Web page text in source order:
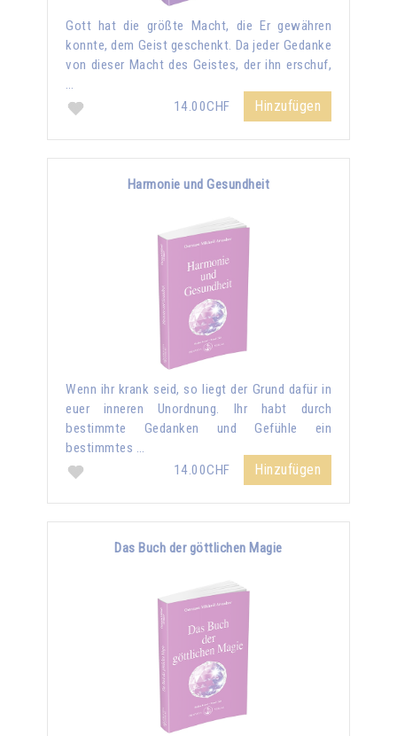
Gott hat die größte Macht, die Er gewähren
konnte, dem Geist geschenkt. Da jeder Gedanke
von dieser Macht des Geistes, der ihn erschuf,
…
14.00CHF
Hinzufügen
Harmonie und Gesundheit
Wenn ihr krank seid, so liegt der Grund dafür in
euer inneren Unordnung. Ihr habt durch
bestimmte Gedanken und Gefühle ein
bestimmtes …
14.00CHF
Hinzufügen
Das Buch der göttlichen Magie